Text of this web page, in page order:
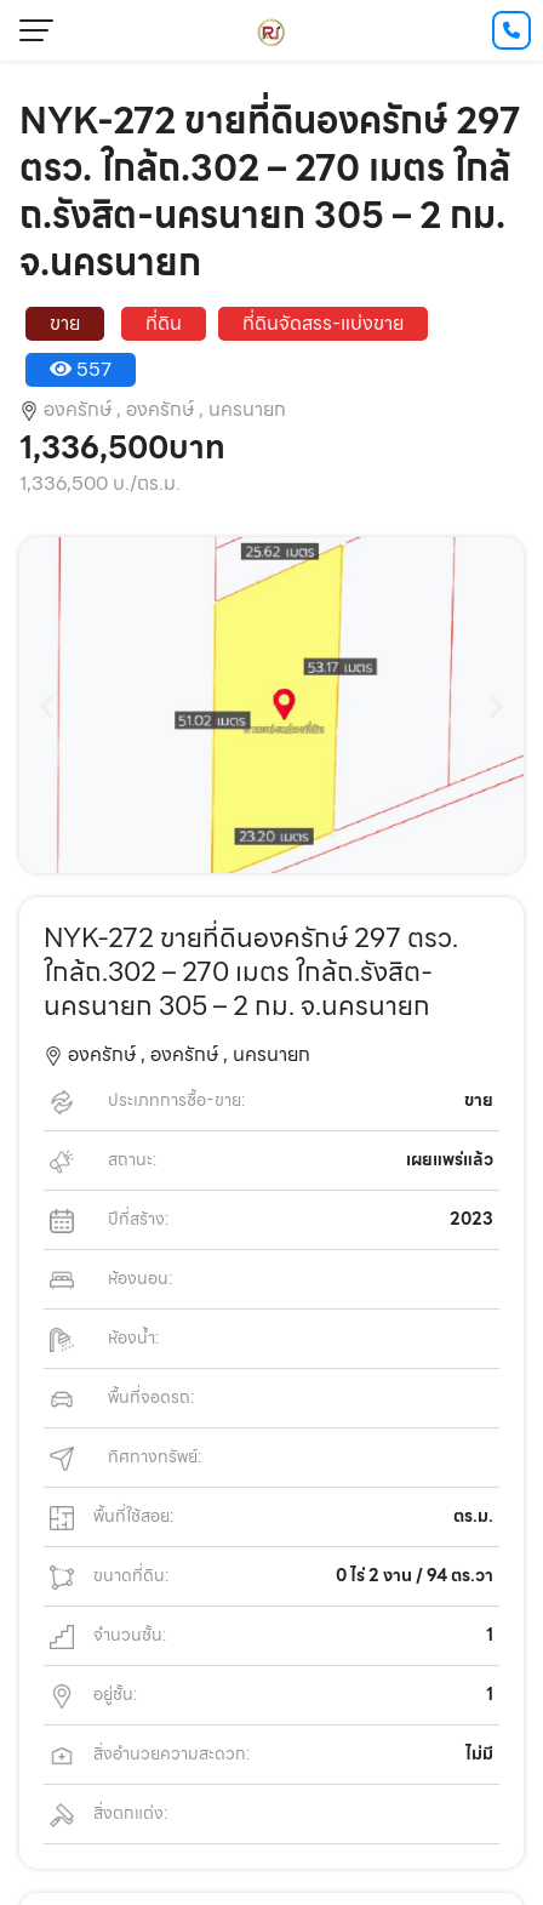
NYK-272 ขายที่ดินองครักษ์ 297
ตรว. ใกล้ถ.302 – 270 เมตร ใกล้
ถ.รังสิต-นครนายก 305 – 2 กม.
จ.นครนายก
ขาย ที่ดิน
ที่ดินจัดสรร-แบ่งขาย
557
องครักษ์ , องครักษ์ , นครนายก
1,336,500บาท
1,336,500 บ./ตร.ม.
NYK-272 ขายที่ดินองครักษ์ 297 ตรว.
ใกล้ถ.302 – 270 เมตร ใกล้ถ.รังสิต-
นครนายก 305 – 2 กม. จ.นครนายก
องครักษ์ , องครักษ์ , นครนายก
ประเภทการซื้อ-ขาย: ขาย
สถานะ: เผยแพร่แล้ว
ปีที่สร้าง: 2023
ห้องนอน:
ห้องน้ำ:
พื้นที่จอดรถ:
ทิศทางทรัพย์:
พื้นที่ใช้สอย: ตร.ม.
ขนาดที่ดิน: 0 ไร่ 2 งาน / 94 ตร.วา
จำนวนชั้น: 1
อยู่ชั้น: 1
สิ่งอำนวยความสะดวก: ไม่มี
สิ่งตกแต่ง: